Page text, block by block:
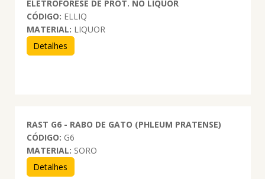
ELETROFORESE DE PROT. NO LIQUOR
CÓDIGO: ELLIQ
MATERIAL: LIQUOR
Detalhes
RAST G6 - RABO DE GATO (PHLEUM PRATENSE)
CÓDIGO: G6
MATERIAL: SORO
Detalhes